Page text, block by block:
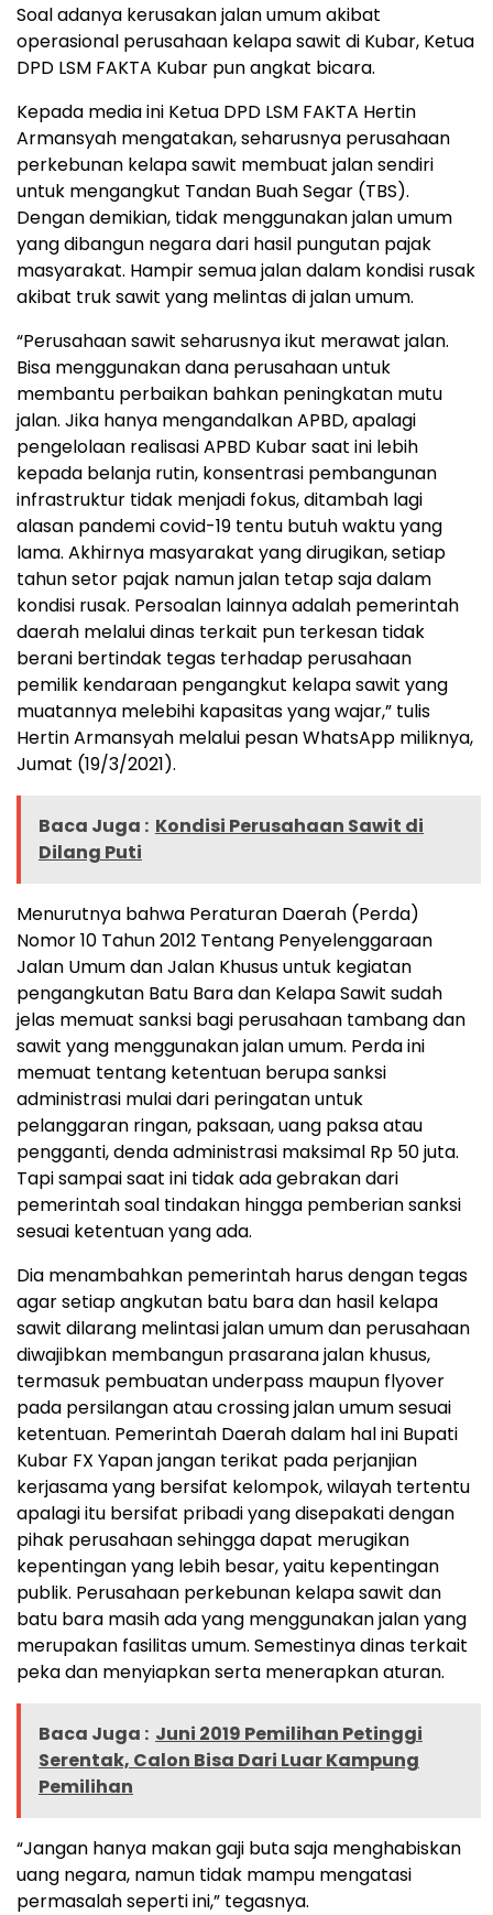
Soal adanya kerusakan jalan umum akibat
operasional perusahaan kelapa sawit di Kubar, Ketua
DPD LSM FAKTA Kubar pun angkat bicara.
Kepada media ini Ketua DPD LSM FAKTA Hertin
Armansyah mengatakan, seharusnya perusahaan
perkebunan kelapa sawit membuat jalan sendiri
untuk mengangkut Tandan Buah Segar (TBS).
Dengan demikian, tidak menggunakan jalan umum
yang dibangun negara dari hasil pungutan pajak
masyarakat. Hampir semua jalan dalam kondisi rusak
akibat truk sawit yang melintas di jalan umum.
“Perusahaan sawit seharusnya ikut merawat jalan.
Bisa menggunakan dana perusahaan untuk
membantu perbaikan bahkan peningkatan mutu
jalan. Jika hanya mengandalkan APBD, apalagi
pengelolaan realisasi APBD Kubar saat ini lebih
kepada belanja rutin, konsentrasi pembangunan
infrastruktur tidak menjadi fokus, ditambah lagi
alasan pandemi covid-19 tentu butuh waktu yang
lama. Akhirnya masyarakat yang dirugikan, setiap
tahun setor pajak namun jalan tetap saja dalam
kondisi rusak. Persoalan lainnya adalah pemerintah
daerah melalui dinas terkait pun terkesan tidak
berani bertindak tegas terhadap perusahaan
pemilik kendaraan pengangkut kelapa sawit yang
muatannya melebihi kapasitas yang wajar,” tulis
Hertin Armansyah melalui pesan WhatsApp miliknya,
Jumat (19/3/2021).
Baca Juga : Kondisi Perusahaan Sawit di
Dilang Puti
Menurutnya bahwa Peraturan Daerah (Perda)
Nomor 10 Tahun 2012 Tentang Penyelenggaraan
Jalan Umum dan Jalan Khusus untuk kegiatan
pengangkutan Batu Bara dan Kelapa Sawit sudah
jelas memuat sanksi bagi perusahaan tambang dan
sawit yang menggunakan jalan umum. Perda ini
memuat tentang ketentuan berupa sanksi
administrasi mulai dari peringatan untuk
pelanggaran ringan, paksaan, uang paksa atau
pengganti, denda administrasi maksimal Rp 50 juta.
Tapi sampai saat ini tidak ada gebrakan dari
pemerintah soal tindakan hingga pemberian sanksi
sesuai ketentuan yang ada.
Dia menambahkan pemerintah harus dengan tegas
agar setiap angkutan batu bara dan hasil kelapa
sawit dilarang melintasi jalan umum dan perusahaan
diwajibkan membangun prasarana jalan khusus,
termasuk pembuatan underpass maupun flyover
pada persilangan atau crossing jalan umum sesuai
ketentuan. Pemerintah Daerah dalam hal ini Bupati
Kubar FX Yapan jangan terikat pada perjanjian
kerjasama yang bersifat kelompok, wilayah tertentu
apalagi itu bersifat pribadi yang disepakati dengan
pihak perusahaan sehingga dapat merugikan
kepentingan yang lebih besar, yaitu kepentingan
publik. Perusahaan perkebunan kelapa sawit dan
batu bara masih ada yang menggunakan jalan yang
merupakan fasilitas umum. Semestinya dinas terkait
peka dan menyiapkan serta menerapkan aturan.
Baca Juga : Juni 2019 Pemilihan Petinggi
Serentak, Calon Bisa Dari Luar Kampung
Pemilihan
“Jangan hanya makan gaji buta saja menghabiskan
uang negara, namun tidak mampu mengatasi
permasalah seperti ini,” tegasnya.